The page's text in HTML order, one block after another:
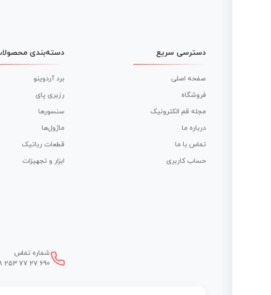
دسترسی سریع
صفحه اصلی
فروشگاه
مجله قم الکترونیک
درباره ما
تماس با ما
حساب کاربری
دسته‌بندی
برد آردوینو
رزبری پای
سنسورها
ماژول‌ها
قطعات رباتیک
ابزار و تجهیزات
شماره تماس
253 77 27 690